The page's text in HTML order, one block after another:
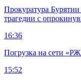
Прокуратура Бурятии
трагедии с
16:36
Погрузка на сети
15:52